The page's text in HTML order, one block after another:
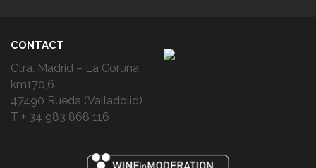
CONTACT
Ctra. Madrid – La Coruña
km170,6
47490 Rueda (Valladolid)
T + 34 983 868 116